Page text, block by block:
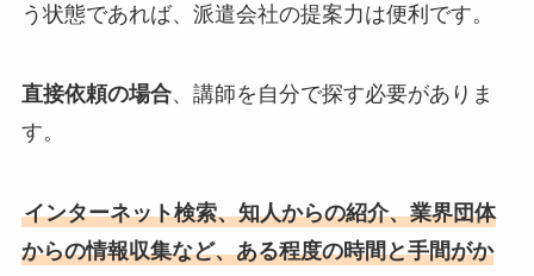
う状態であれば、派遣会社の提案力は便利です。
直接依頼の場合、講師を自分で探す必要がありま
す。
インターネット検索、知人からの紹介、業界団体
からの情報収集など、ある程度の時間と手間がか